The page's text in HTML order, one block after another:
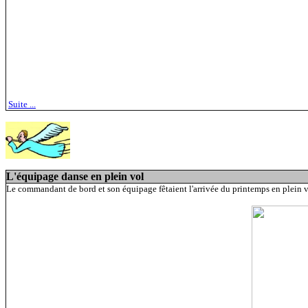
Suite ...
L'équipage danse en plein vol
Le commandant de bord et son équipage fêtaient l'arrivée du printemps en plein